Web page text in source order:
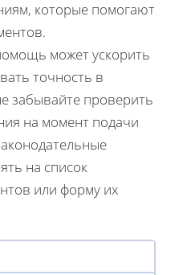
которые помогают
может ускорить
точность в
забывайте проверить
на момент подачи
на список
или форму их